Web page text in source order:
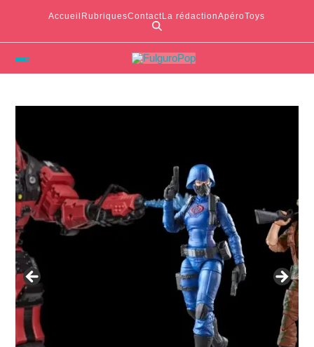
Accueil RubriquesContactLa rédactionApéroToys